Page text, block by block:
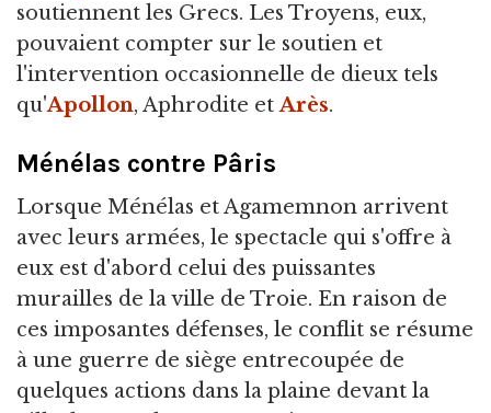
soutiennent les Grecs. Les Troyens, eux,
pouvaient compter sur le soutien et
l'intervention occasionnelle de dieux tels
qu'Apollon, Aphrodite etArès.
Ménélas contre Pâris
Lorsque Ménélas et Agamemnon arrivent
avec leurs armées, le spectacle qui s'offre à
eux est d'abord celui des puissantes
murailles de la ville de Troie. En raison de
ces imposantes défenses, le conflit se résume
à une guerre de siège entrecoupée de
quelques actions dans la plaine devant la